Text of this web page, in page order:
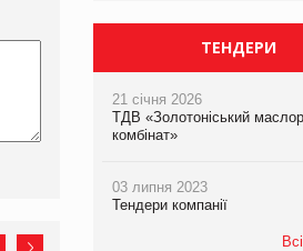
ТЕНДЕРИ
21 січня 2026
ТДВ «Золотоніський
комбінат»
03 липня 2023
Тендери компанії